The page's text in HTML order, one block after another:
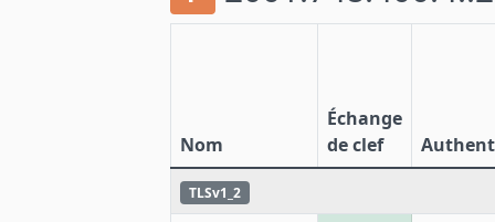
Nom
Échange
de clef
TLSv1_2